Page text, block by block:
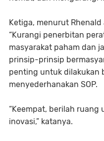
Ketiga, menurut
“Kurangi penerbitan
masyarakat paham dan
prinsip-prinsip
penting untuk dilakukan
menyederhanakan SOP.
“Keempat, berilah ruang
inovasi,” katanya.